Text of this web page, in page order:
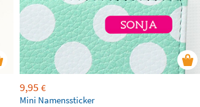
9,95 €
Mini Namenssticker